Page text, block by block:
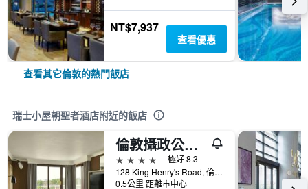
NT$7,937
查看優惠
查看其它倫敦的熱門飯店
瑞士小屋朝聖者酒店附近的飯店
倫敦攝政公園萬豪酒店
4星級
極好 8.3
128 King Henry's Road, 倫敦, 英國
0.5公里 距離市中心